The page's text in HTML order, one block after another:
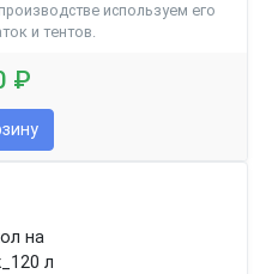
используем его
и тентов.
₽